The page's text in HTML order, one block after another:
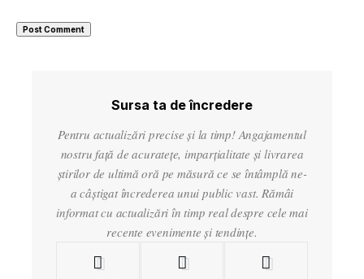
Sursa ta de încredere
Pentru actualizări precise și la timp! Angajamentul
nostru față de acuratețe, imparțialitate și livrarea
știrilor de ultimă oră pe măsură ce se întâmplă ne-
a câștigat încrederea unui public vast. Rămâi
informat cu actualizări în timp real despre cele mai
recente evenimente și tendințe.